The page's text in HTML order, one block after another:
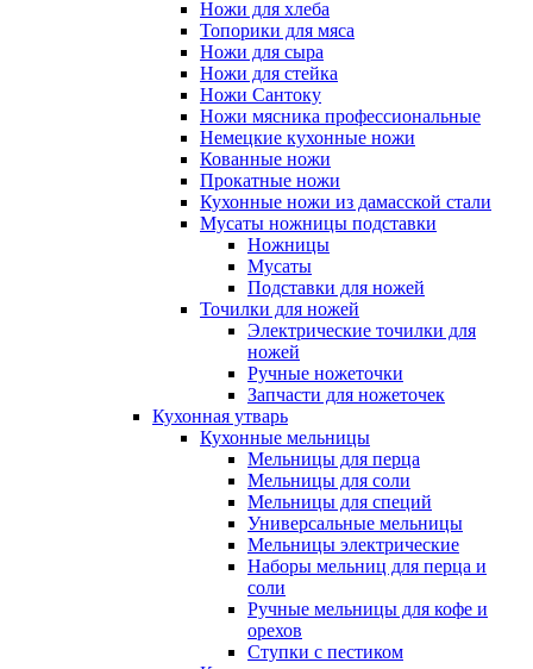
Ножи для хлеба
Топорики для мяса
Ножи для сыра
Ножи для стейка
Ножи Сантоку
Ножи мясника профессиональные
Немецкие кухонные ножи
Кованные ножи
Прокатные ножи
Кухонные ножи из дамасской стали
Мусаты ножницы подставки
Ножницы
Мусаты
Подставки для ножей
Точилки для ножей
Электрические точилки для
ножей
Ручные ножеточки
Запчасти для ножеточек
Кухонная утварь
Кухонные мельницы
Мельницы для перца
Мельницы для соли
Мельницы для специй
Универсальные мельницы
Мельницы электрические
Наборы мельниц для перца и
соли
Ручные мельницы для кофе и
орехов
Ступки с пестиком